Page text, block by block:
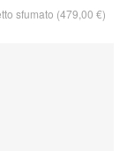
sfumato (479,00 €)